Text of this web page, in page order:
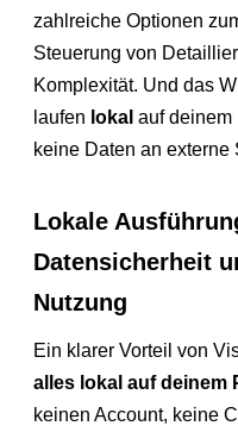
zahlreiche Optionen
Steuerung von
Komplexität. Und das
laufen lokal auf deinem
keine Daten an externe
Lokale
Datensicherheit
Nutzung
Ein klarer Vorteil von
alles lokal auf deinem
keinen Account, keine